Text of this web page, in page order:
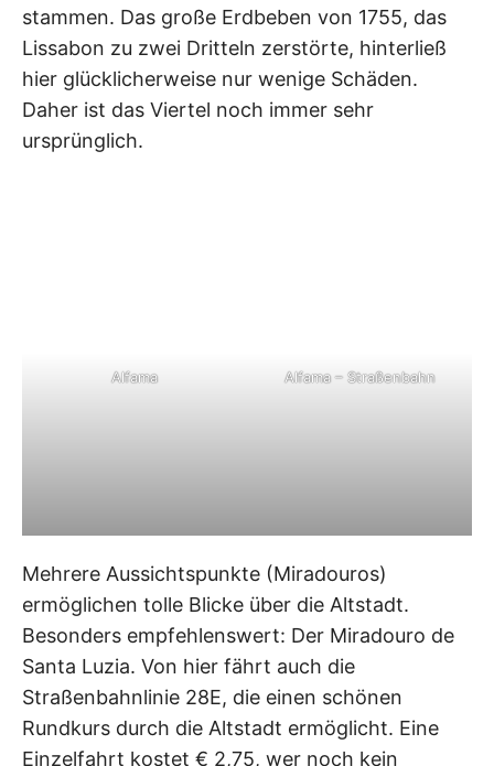
stammen. Das große Erdbeben von 1755, das
Lissabon zu zwei Dritteln zerstörte, hinterließ
hier glücklicherweise nur wenige Schäden.
Daher ist das Viertel noch immer sehr
ursprünglich.
Alfama Alfama – Straßenbahn
Mehrere Aussichtspunkte (Miradouros)
ermöglichen tolle Blicke über die Altstadt.
Besonders empfehlenswert: Der Miradouro de
Santa Luzia. Von hier fährt auch die
Straßenbahnlinie 28E, die einen schönen
Rundkurs durch die Altstadt ermöglicht. Eine
Einzelfahrt kostet € 2,75, wer noch kein